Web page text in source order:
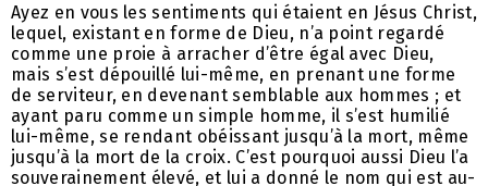
Ayez en vous les sentiments qui étaient en Jésus Christ,
lequel, existant en forme de Dieu, n’a point regardé
comme une proie à arracher d’être égal avec Dieu,
mais s’est dépouillé lui-même, en prenant une forme
de serviteur, en devenant semblable aux hommes ; et
ayant paru comme un simple homme, il s’est humilié
lui-même, se rendant obéissant jusqu’à la mort, même
jusqu’à la mort de la croix. C’est pourquoi aussi Dieu l’a
souverainement élevé, et lui a donné le nom qui est au-